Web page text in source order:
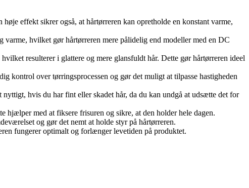
effekt sikrer også, at hårtørreren kan opretholde en konstant varme,
hvilket gør hårtørreren mere pålidelig end modeller med en DC
resulterer i glattere og mere glansfuldt hår. Dette gør hårtørreren ideel
kontrol over tørringsprocessen og gør det muligt at tilpasse hastigheden
hvis du har fint eller skadet hår, da du kan undgå at udsætte det for
med at fiksere frisuren og sikre, at den holder hele dagen.
og gør det nemt at holde styr på hårtørreren.
fungerer optimalt og forlænger levetiden på produktet.